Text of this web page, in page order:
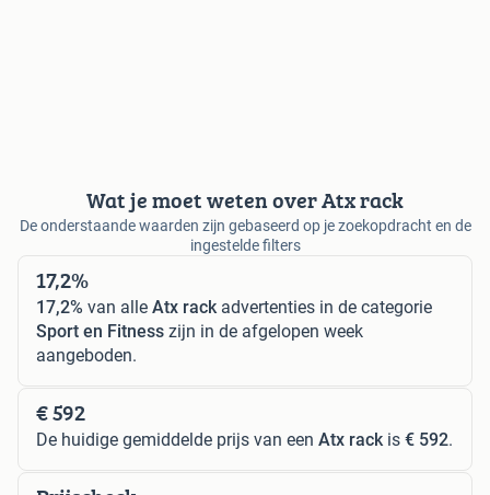
Wat je moet weten over Atx rack
De onderstaande waarden zijn gebaseerd op je zoekopdracht en de
ingestelde filters
17,2%
17,2% van alle Atx rack advertenties in de categorie
Sport en Fitness zijn in de afgelopen week
aangeboden.
€ 592
De huidige gemiddelde prijs van een Atx rack is € 592.